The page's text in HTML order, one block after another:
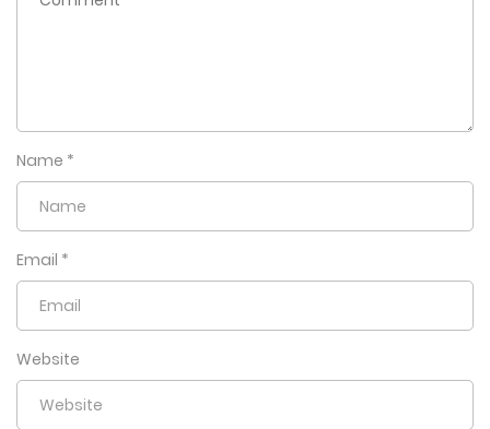
Name *
Email *
Website